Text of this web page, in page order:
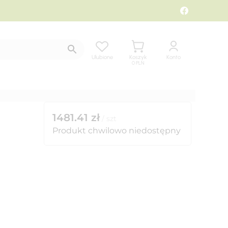
Ulubione
Koszyk
0 PLN
Konto
1481.41 zł
Produkt chwilowo niedostępny